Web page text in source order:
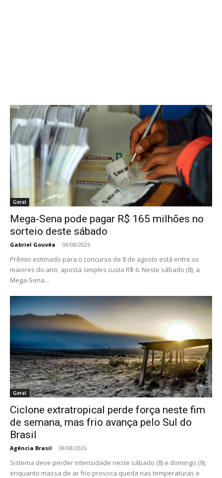
Geral
Mega-Sena pode pagar R$ 165 milhões no
sorteio deste sábado
Gabriel Gouvêa - 08/08/2026
Prêmio estimado para o concurso de 8 de agosto está entre os
maiores do ano; aposta simples custa R$ 6. Neste sábado (8), a
Mega-Sena...
Geral
Ciclone extratropical perde força neste fim
de semana, mas frio avança pelo Sul do
Brasil
Agência Brasil - 08/08/2026
Sistema deve perder intensidade neste sábado (8) e domingo (9),
enquanto massa de ar frio provoca queda nas temperaturas e